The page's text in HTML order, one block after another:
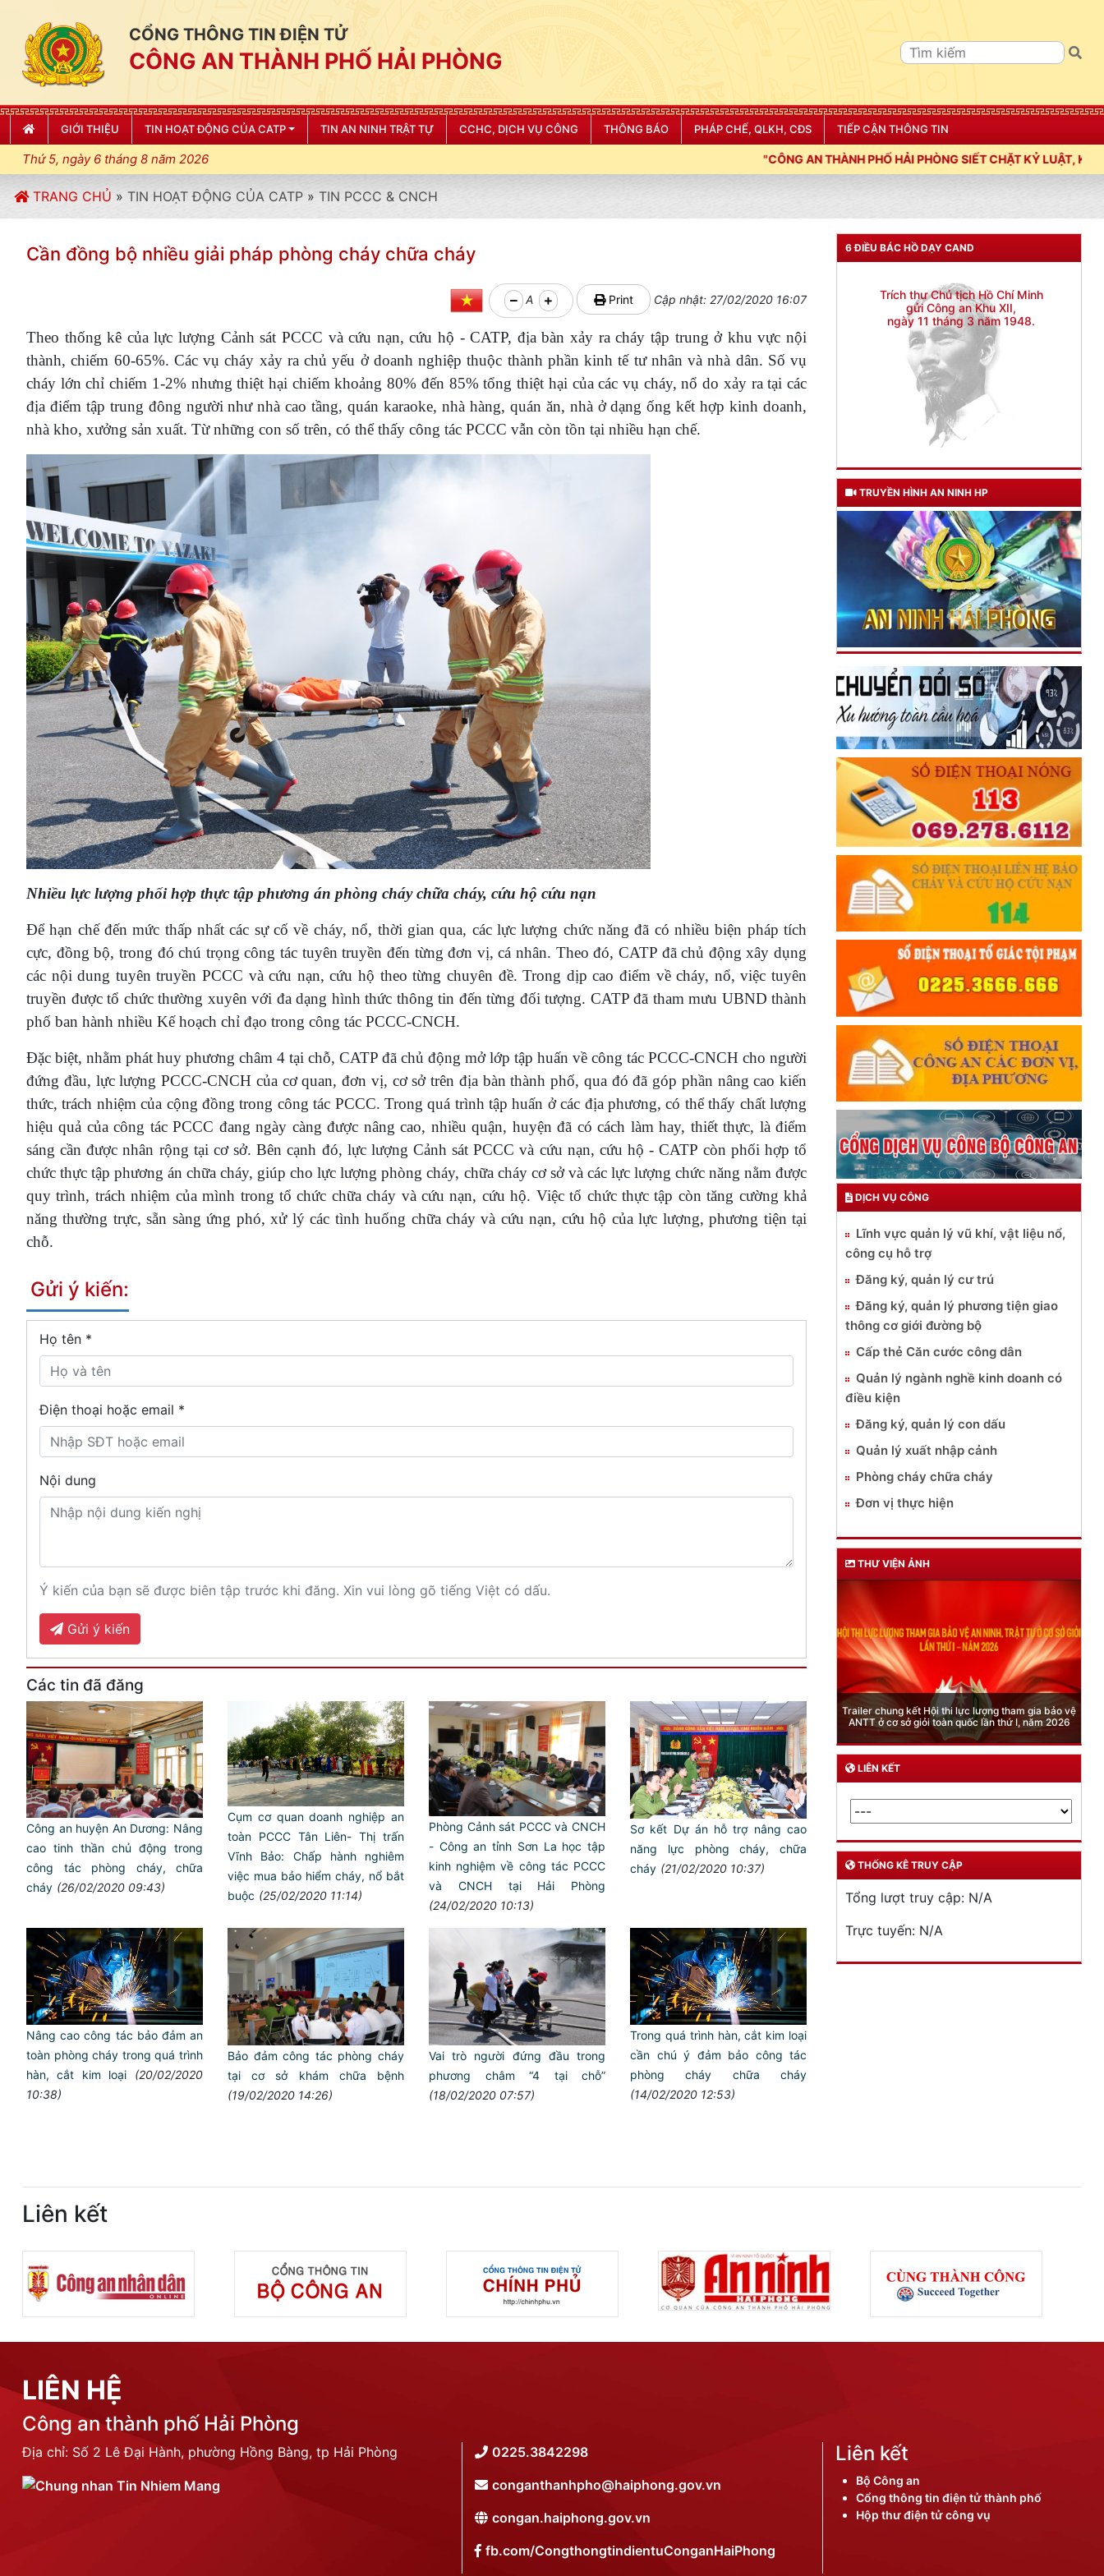
CỔNG THÔNG TIN ĐIỆN TỬ
CÔNG AN THÀNH PHỐ HẢI PHÒNG
GIỚI THIỆU TIN HOẠT ĐỘNG CỦA CATP TIN AN NINH TRẬT TỰ CCHC, DỊCH VỤ CÔNG THÔNG BÁO PHÁP CHẾ, QLKH, CĐS TIẾP CẬN THÔNG TIN
Thứ 5, ngày 6 tháng 8 năm 2026 "CÔNG AN THÀNH PHỐ HẢI PHÒNG SIẾT CHẶT KỶ LUẬT, KỶ CƯƠNG, ĐIỀU LỆNH;
TRANG CHỦ » TIN HOẠT ĐỘNG CỦA CATP » TIN PCCC & CNCH
Cần đồng bộ nhiều giải pháp phòng cháy chữa cháy
A Print Cập nhật: 27/02/2020 16:07
Theo thống kê của lực lượng Cảnh sát PCCC và cứu nạn, cứu hộ - CATP, địa bàn xảy ra cháy tập trung ở khu vực nội
thành, chiếm 60-65%. Các vụ cháy xảy ra chủ yếu ở doanh nghiệp thuộc thành phần kinh tế tư nhân và nhà dân. Số vụ
cháy lớn chỉ chiếm 1-2% nhưng thiệt hại chiếm khoảng 80% đến 85% tổng thiệt hại của các vụ cháy, nổ do xảy ra tại các
địa điểm tập trung đông người như nhà cao tầng, quán karaoke, nhà hàng, quán ăn, nhà ở dạng ống kết hợp kinh doanh,
nhà kho, xưởng sản xuất. Từ những con số trên, có thể thấy công tác PCCC vẫn còn tồn tại nhiều hạn chế.
Nhiều lực lượng phối hợp thực tập phương án phòng cháy chữa cháy, cứu hộ cứu nạn
Để hạn chế đến mức thấp nhất các sự cố về cháy, nổ, thời gian qua, các lực lượng chức năng đã có nhiều biện pháp tích
cực, đồng bộ, trong đó chú trọng công tác tuyên truyền đến từng đơn vị, cá nhân. Theo đó, CATP đã chủ động xây dụng
các nội dung tuyên truyền PCCC và cứu nạn, cứu hộ theo từng chuyên đề. Trong dịp cao điểm về cháy, nổ, việc tuyên
truyền được tổ chức thường xuyên với đa dạng hình thức thông tin đến từng đối tượng. CATP đã tham mưu UBND thành
phố ban hành nhiều Kế hoạch chỉ đạo trong công tác PCCC-CNCH.
Đặc biệt, nhằm phát huy phương châm 4 tại chỗ, CATP đã chủ động mở lớp tập huấn về công tác PCCC-CNCH cho người
đứng đầu, lực lượng PCCC-CNCH của cơ quan, đơn vị, cơ sở trên địa bàn thành phố, qua đó đã góp phần nâng cao kiến
thức, trách nhiệm của cộng đồng trong công tác PCCC. Trong quá trình tập huấn ở các địa phương, có thể thấy chất lượng
hiệu quả của công tác PCCC đang ngày càng được nâng cao, nhiều quận, huyện đã có cách làm hay, thiết thực, là điểm
sáng cần được nhân rộng tại cơ sở. Bên cạnh đó, lực lượng Cảnh sát PCCC và cứu nạn, cứu hộ - CATP còn phối hợp tổ
chức thực tập phương án chữa cháy, giúp cho lực lượng phòng cháy, chữa cháy cơ sở và các lực lượng chức năng nằm được
quy trình, trách nhiệm của mình trong tổ chức chữa cháy và cứu nạn, cứu hộ. Việc tổ chức thực tập còn tăng cường khả
năng thường trực, sẵn sàng ứng phó, xử lý các tình huống chữa cháy và cứu nạn, cứu hộ của lực lượng, phương tiện tại
chỗ.
Gửi ý kiến:
Họ tên *
Điện thoại hoặc email *
Nội dung
Ý kiến của bạn sẽ được biên tập trước khi đăng. Xin vui lòng gõ tiếng Việt có dấu.
Gửi ý kiến
Các tin đã đăng
Công an huyện An Dương: Nâng
cao tinh thần chủ động trong
công tác phòng cháy, chữa
cháy (26/02/2020 09:43)
Cụm cơ quan doanh nghiệp an
toàn PCCC Tân Liên- Thị trấn
Vĩnh Bảo: Chấp hành nghiêm
việc mua bảo hiểm cháy, nổ bắt
buộc (25/02/2020 11:14)
Phòng Cảnh sát PCCC và CNCH
- Công an tỉnh Sơn La học tập
kinh nghiệm về công tác PCCC
và CNCH tại Hải Phòng
(24/02/2020 10:13)
Sơ kết Dự án hỗ trợ nâng cao
năng lực phòng cháy, chữa
cháy (21/02/2020 10:37)
Nâng cao công tác bảo đảm an
toàn phòng cháy trong quá trình
hàn, cắt kim loại
(20/02/2020
10:38)
Bảo đảm công tác phòng cháy
tại cơ sở khám chữa bệnh
(19/02/2020 14:26)
Vai trò người đứng đầu trong
phương châm “4 tại chỗ”
(18/02/2020 07:57)
Trong quá trình hàn, cắt kim loại
cần chú ý đảm bảo công tác
phòng cháy chữa cháy
(14/02/2020 12:53)
6 ĐIỀU BÁC HỒ DẠY CAND
Đối với chính phủ, phải
Đối với nhân dân, phải
KÍNH TRỌNG LỄ PHÉP
Đối với công việc, phải
TẬN TỤY
CƯƠNG QUYẾT, KHÔN KHÉO
Trích thư Chủ tịch Hồ Chí Minh
gửi Công an Khu XII,
TRUYỀN HÌNH AN NINH HP
DỊCH VỤ CÔNG
Lĩnh vực quản lý vũ khí, vật liệu nổ,
công cụ hỗ trợ
Đăng ký, quản lý cư trú
Đăng ký, quản lý phương tiện giao
thông cơ giới đường bộ
Cấp thẻ Căn cước công dân
Quản lý ngành nghề kinh doanh có
điều kiện
Đăng ký, quản lý con dấu
Quản lý xuất nhập cảnh
Phòng cháy chữa cháy
Đơn vị thực hiện
THƯ VIỆN ẢNH
Phòng Quản lý xuất nhập cảnh: Hướng dẫn những
quy định mới trong lĩnh vực xuất cảnh, nhập cảnh
của công dân việt nam từ ngày 01/7/2026
LIÊN KẾT
THỐNG KÊ TRUY CẬP
Tổng lượt truy cập: N/A
Trực tuyến: N/A
Liên kết
LIÊN HỆ
Công an thành phố Hải Phòng
Địa chỉ: Số 2 Lê Đại Hành, phường Hồng Bàng, tp Hải Phòng
0225.3842298
conganthanhpho@haiphong.gov.vn
congan.haiphong.gov.vn
fb.com/CongthongtindientuConganHaiPhong
Liên kết
Bộ Công an
Cổng thông tin điện tử thành phố
Hộp thư điện tử công vụ